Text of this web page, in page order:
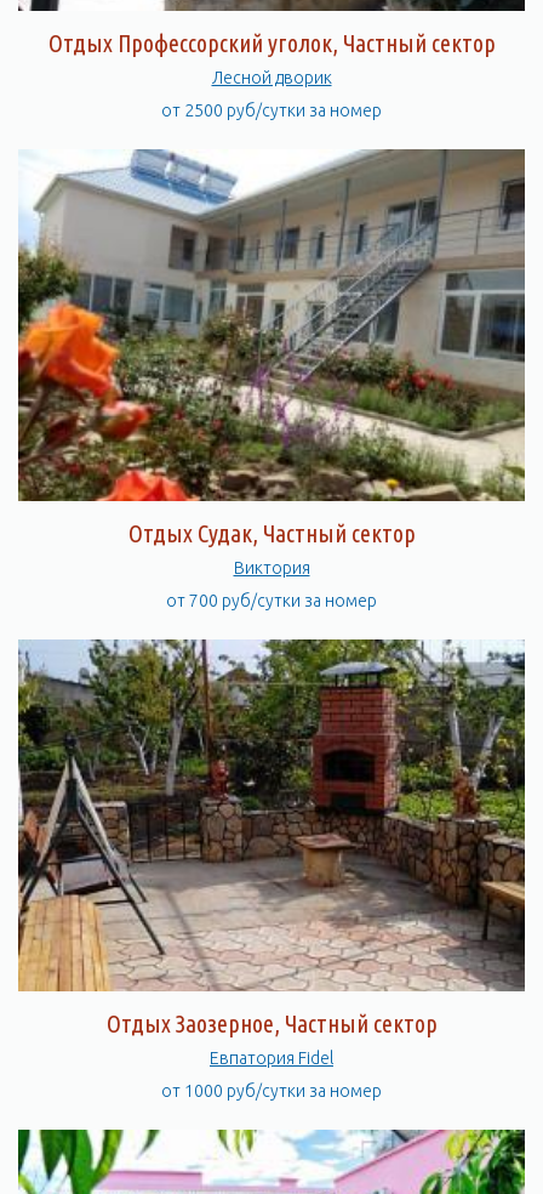
Отдых Профессорский уголок, Частный сектор
Лесной дворик
от 2500 руб/сутки за номер
Отдых Судак, Частный сектор
Виктория
от 700 руб/сутки за номер
Отдых Заозерное, Частный сектор
Евпатория Fidel
от 1000 руб/сутки за номер